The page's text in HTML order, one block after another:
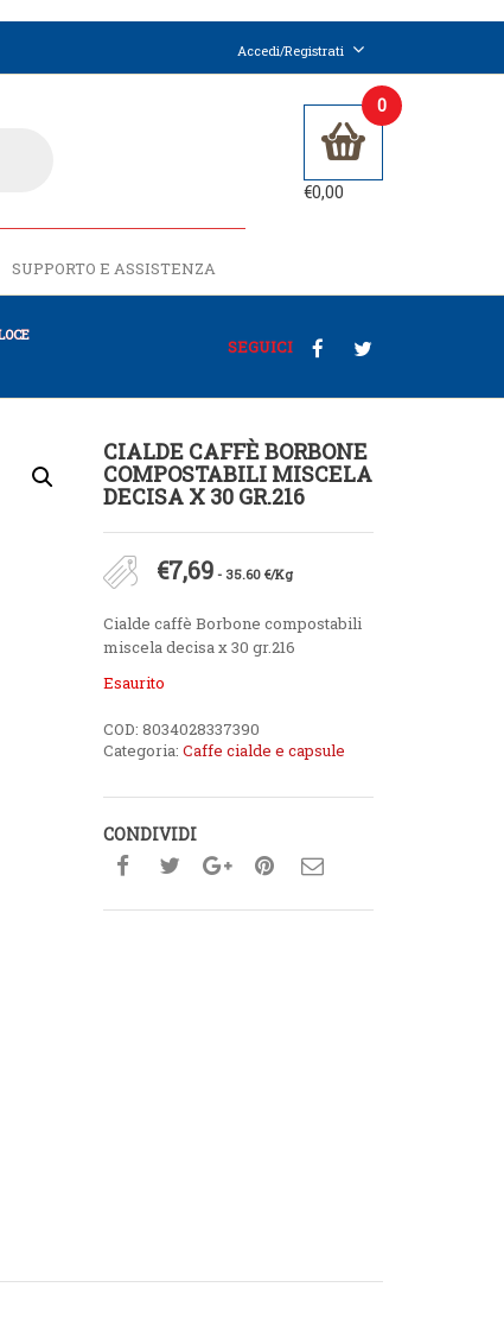
Accedi/Registrati
SUPPORTO E ASSISTENZA
0
€0,00
SEGUICI
CIALDE CAFFÈ BORBONE
COMPOSTABILI MISCELA
DECISA X 30 GR.216
€7,69 - 35.60 €/Kg
Cialde caffè Borbone compostabili
miscela decisa x 30 gr.216
Esaurito
COD:8034028337390
Categoria:Caffe cialde e capsule
CONDIVIDI